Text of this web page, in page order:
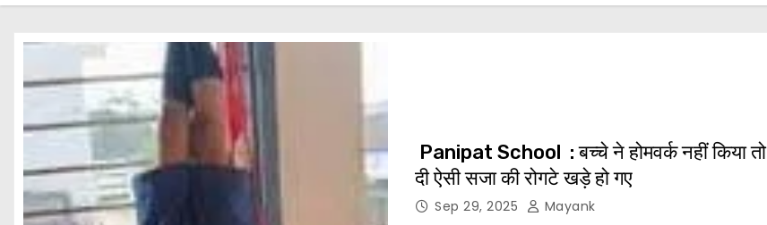
Panipat School : बच्चे ने होमवर्क नहीं किया तो
दी ऐसी सजा की रोगटे खड़े हो गए
Sep 29, 2025 Mayank